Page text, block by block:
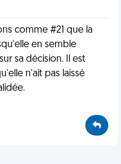
comme #21 que la
en semble
sa décision. Il est
n'ait pas laissé